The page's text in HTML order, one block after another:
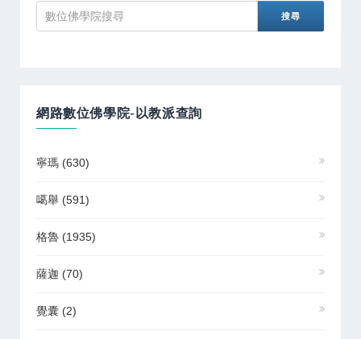
網路數位佛學院-以教派查詢
寧瑪 (630)
噶舉 (591)
格魯 (1935)
薩迦 (70)
覺囊 (2)